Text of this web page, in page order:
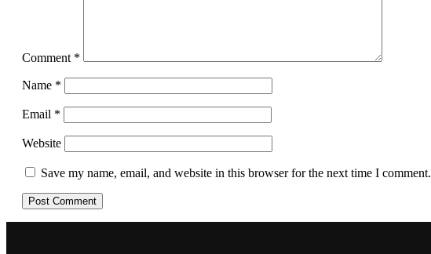
Comment *
Name *
Email *
Website
Save my name, email, and website in this browser for the next time I comment.